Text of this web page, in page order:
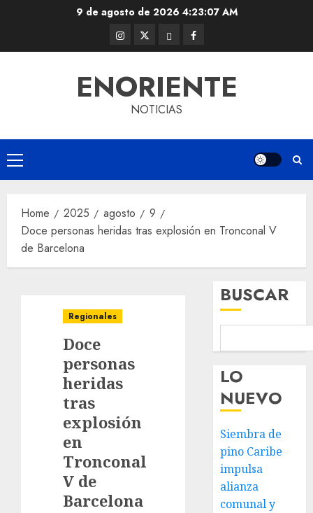
9 de agosto de 2026 4:23:07 AM
Instagram
@EnOriente
Twitter
(X)
ThreadsFacebook
ENORIENTE
NOTICIAS
Primary
Menu
Home 2025 agosto
9
Doce personas heridas tras explosión en Tronconal V
de Barcelona
Regionales
Doce
personas
heridas
tras
explosión
en
Tronconal
V de
Barcelona
BUSCAR
LO
NUEVO
Siembra de
pino Caribe
impulsa
alianza
comunal y